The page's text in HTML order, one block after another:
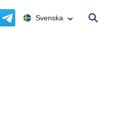
Svenska